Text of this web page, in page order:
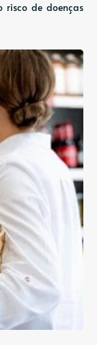
de doenças